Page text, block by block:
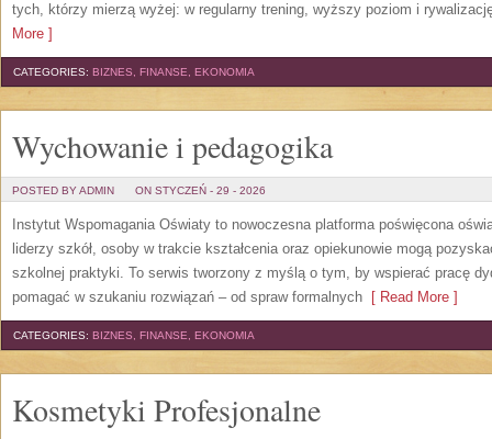
tych, którzy mierzą wyżej: w regularny trening, wyższy poziom i
More ]
CATEGORIES: BIZNES, FINANSE, EKONOMIA
Wychowanie i pedagogika
POSTED BY ADMIN ON STYCZEŃ - 29 - 2026
Instytut Wspomagania Oświaty to nowoczesna platforma poświęcona
liderzy szkół, osoby w trakcie kształcenia oraz opiekunowie mogą
szkolnej praktyki. To serwis tworzony z myślą o tym, by wspierać pracę
pomagać w szukaniu rozwiązań – od spraw formalnych [ Read More ]
CATEGORIES: BIZNES, FINANSE, EKONOMIA
Kosmetyki Profesjonalne